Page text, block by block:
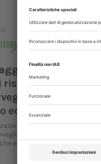
piano
risposta globale:
e
equo alle cure
Mondiale della
ricerca,
ed empowerment della